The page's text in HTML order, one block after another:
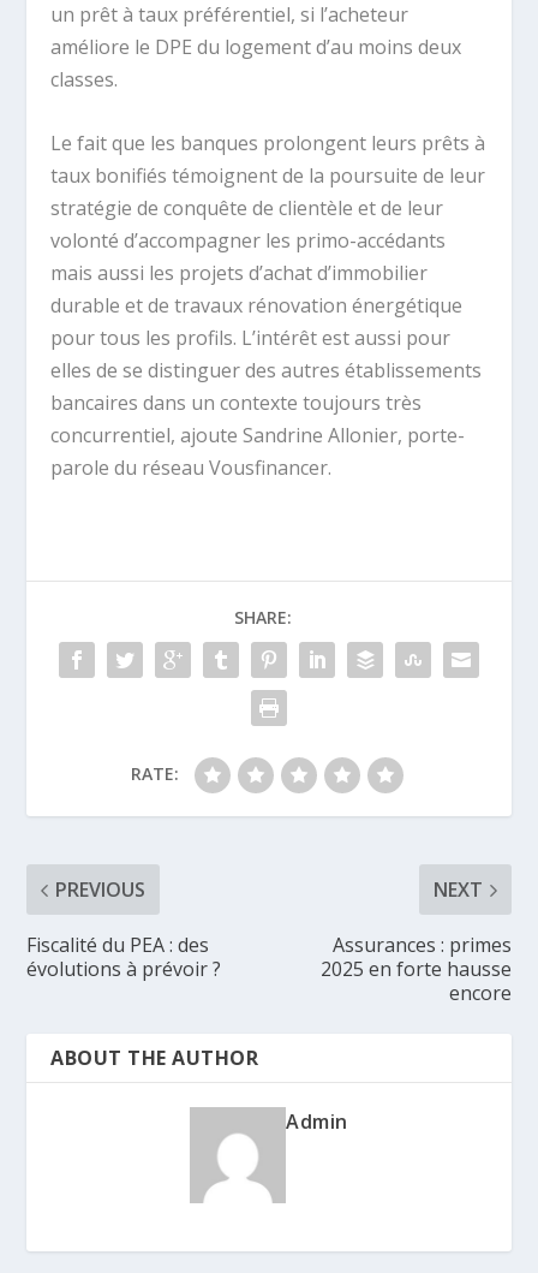
un prêt à taux préférentiel, si l’acheteur
améliore le DPE du logement d’au moins deux
classes.
Le fait que les banques prolongent leurs prêts à
taux bonifiés témoignent de la poursuite de leur
stratégie de conquête de clientèle et de leur
volonté d’accompagner les primo-accédants
mais aussi les projets d’achat d’immobilier
durable et de travaux rénovation énergétique
pour tous les profils. L’intérêt est aussi pour
elles de se distinguer des autres établissements
bancaires dans un contexte toujours très
concurrentiel, ajoute Sandrine Allonier, porte-
parole du réseau Vousfinancer.
SHARE:
RATE:
PREVIOUS
Fiscalité du PEA : des
évolutions à prévoir ?
NEXT
Assurances : primes
2025 en forte hausse
encore
ABOUT THE AUTHOR
Admin